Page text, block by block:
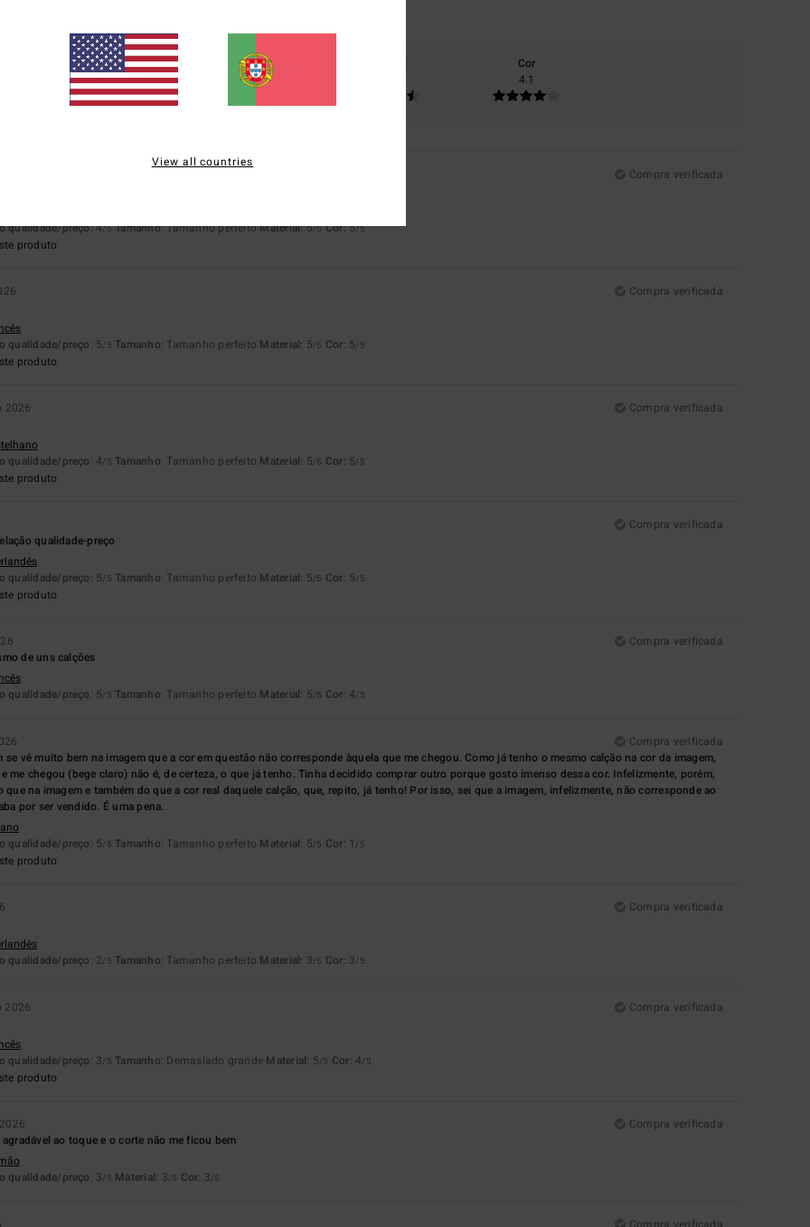
qualidade/preço
Tamanho
Cor
4.1
Compra verificada
uma excelente qualidade e um corte perfeito
qualidade/preço: 4/5 Tamanho: Tamanho perfeitoMaterial: 5/5 Cor: 5/5
produto
Compra verificada
qualidade/preço: 5/5 Tamanho: Tamanho perfeito Material: 5/5 Cor: 5/5
produto
2026
Compra verificada
qualidade/preço: 4/5 Tamanho: Tamanho perfeito Material: 5/5 Cor: 5/5
produto
Compra verificada
qualidade-preço
qualidade/preço: 5/5 Tamanho: Tamanho perfeito Material: 5/5 Cor: 5/5
produto
Compra verificada
de uns calções
qualidade/preço: 5/5 Tamanho: Tamanho perfeito Material: 5/5 Cor: 4/5
Compra verificada
se vê muito bem na imagem que a cor em questão não corresponde àquela que me chegou. Como já tenho o mesmo calção na cor da imagem,
me chegou (bege claro) não é, de certeza, o que já tenho. Tinha decidido comprar outro porque gosto imenso dessa cor. Infelizmente, porém,
na imagem e também do que a cor real daquele calção, que, repito, já tenho! Por isso, sei que a imagem, infelizmente, não corresponde ao
por ser vendido. É uma pena.
qualidade/preço: 5/5 Tamanho: Tamanho perfeito Material: 5/5 Cor: 1 /5
produto
Compra verificada
qualidade/preço: 2/5 Tamanho: Tamanho perfeito Material: 3/5 Cor: 3/5
2026
Compra verificada
qualidade/preço: 3/5 Tamanho: Demasiado grande Material: 5/5 Cor: 4/5
produto
Compra verificada
ao toque e o corte não me ficou bem
qualidade/preço: 3/5 Material: 3/5 Cor: 3/5
View all countries